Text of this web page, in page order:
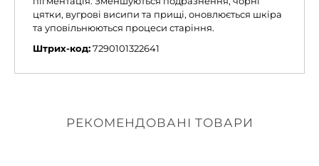
цятки, вугрові висипи та прищі, оновлюється шкіра
та уповільнюються процеси старіння.
Штрих-код:7290101322641
РЕКОМЕНДОВАНІ ТОВАРИ